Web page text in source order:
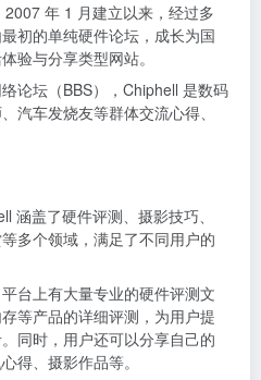
2007 年 1 月建立以来，经过多
初的单纯硬件论坛，成长为国
验与分享类型网站。
络论坛（BBS），Chiphell 是数码
汽车发烧友等群体交流心得、
涵盖了硬件评测、摄影技巧、
多个领域，满足了不同用户的
平台上有大量专业的硬件评测文
等产品的详细评测，为用户提
同时，用户还可以分享自己的
得、摄影作品等。